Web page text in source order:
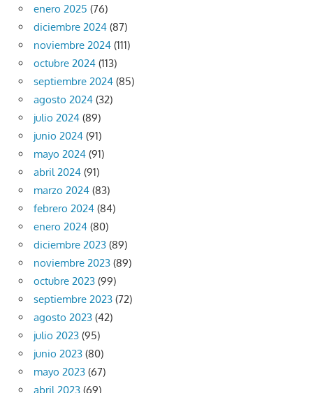
enero 2025 (76)
diciembre 2024 (87)
noviembre 2024 (111)
octubre 2024 (113)
septiembre 2024 (85)
agosto 2024 (32)
julio 2024 (89)
junio 2024 (91)
mayo 2024 (91)
abril 2024 (91)
marzo 2024 (83)
febrero 2024 (84)
enero 2024 (80)
diciembre 2023 (89)
noviembre 2023 (89)
octubre 2023 (99)
septiembre 2023 (72)
agosto 2023 (42)
julio 2023 (95)
junio 2023 (80)
mayo 2023 (67)
abril 2023 (69)